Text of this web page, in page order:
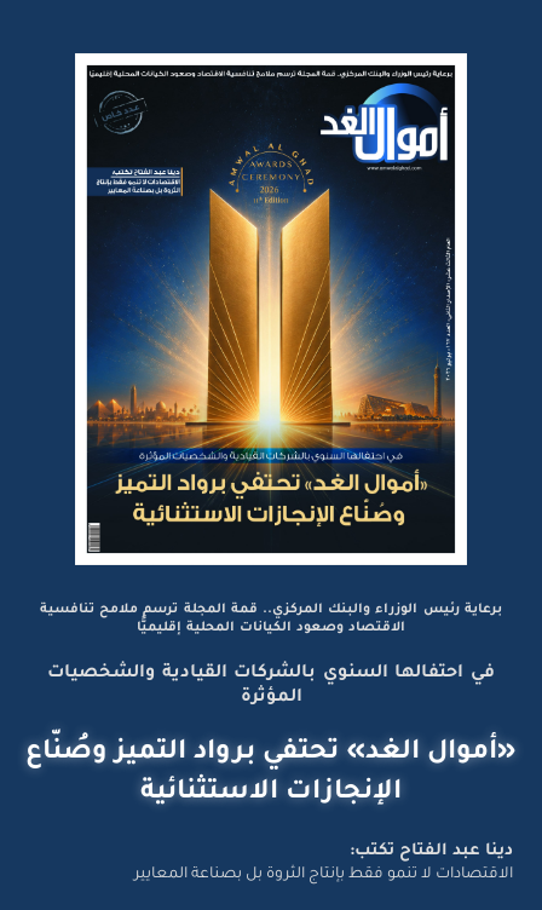
برعاية رئيس الوزراء والبنك المركزي.. قمة المجلة ترسم ملامح تنافسية
الاقتصاد وصعود الكيانات المحلية إقليميًّا
في احتفالها السنوي بالشركات القيادية والشخصيات
المؤثرة
«أموال الغد» تحتفي برواد التميز وصُنّاع
الإنجازات الاستثنائية
دينا عبد الفتاح تكتب:
الاقتصادات لا تنمو فقط بإنتاج الثروة بل بصناعة المعايير